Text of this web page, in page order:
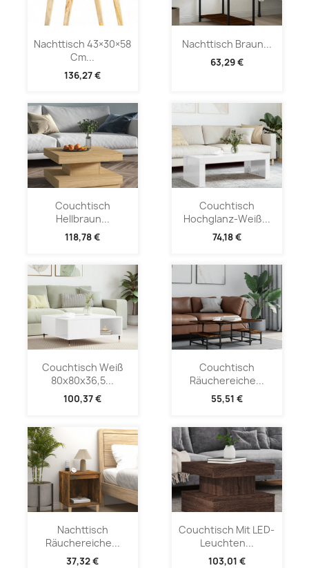
Nachttisch 43×30×58
Cm...
136,27 €
Nachttisch Braun...
63,29 €
Couchtisch
Hellbraun...
118,78 €
Couchtisch
Hochglanz-Weiß...
74,18 €
Couchtisch Weiß
80x80x36,5...
100,37 €
Couchtisch
Räuchereiche...
55,51 €
Nachttisch
Räuchereiche...
37,32 €
Couchtisch Mit LED-
Leuchten...
103,01 €